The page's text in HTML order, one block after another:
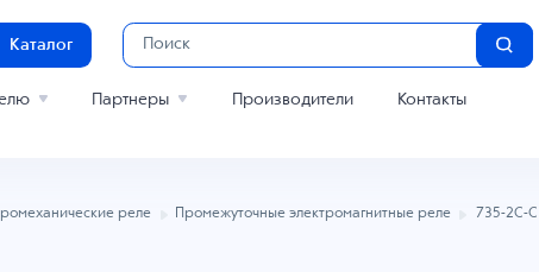
Каталог
Партнеры Производители Контакты
реле Промежуточные электромагнитные реле 735-2C-